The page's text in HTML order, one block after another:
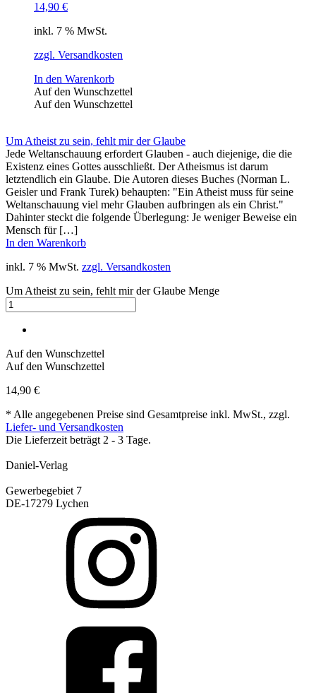
14,90 €
inkl. 7 % MwSt.
zzgl. Versandkosten
In den Warenkorb
Auf den Wunschzettel
Auf den Wunschzettel
Um Atheist zu sein, fehlt mir der Glaube
Jede Weltanschauung erfordert Glauben - auch diejenige, die die
Existenz eines Gottes ausschließt. Der Atheismus ist darum
letztendlich ein Glaube. Die Autoren dieses Buches (Norman L.
Geisler und Frank Turek) behaupten: "Ein Atheist muss für seine
Weltanschauung viel mehr Glauben aufbringen als ein Christ."
Dahinter steckt die folgende Überlegung: Je weniger Beweise ein
Mensch für […]
In den Warenkorb
inkl. 7 % MwSt. zzgl. Versandkosten
Um Atheist zu sein, fehlt mir der Glaube Menge
Auf den Wunschzettel
Auf den Wunschzettel
14,90 €
* Alle angegebenen Preise sind Gesamtpreise inkl. MwSt., zzgl.
Liefer- und Versandkosten
Die Lieferzeit beträgt 2 - 3 Tage.
Daniel-Verlag
Gewerbegebiet 7
DE-17279 Lychen